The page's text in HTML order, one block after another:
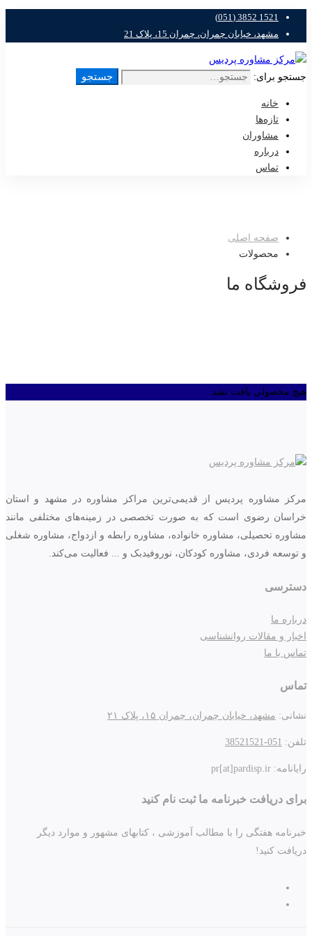
1521 3852 (051)
مشهد، خیابان چمران، چمران 15، پلاک 21
جستجو برای: جستجو
خانه
تازه‌ها
مشاوران
درباره
تماس
صفحه اصلی
محصولات
فروشگاه ما
هیچ محصولی یافت نشد.
مرکز مشاوره پردیس از قدیمی‌ترین مراکز مشاوره در مشهد و استان
خراسان رضوی است که به صورت تخصصی در زمینه‌های مختلفی مانند
مشاوره تحصیلی، مشاوره خانواده، مشاوره رابطه و ازدواج، مشاوره شغلی
و توسعه فردی، مشاوره کودکان، نوروفیدبک و ... فعالیت می‌کند.
دسترسی
درباره ما
اخبار و مقالات روانشناسی
تماس با ما
تماس
نشانی: مشهد، خیابان چمران، چمران ۱۵، پلاک ۲۱
تلفن: 051-38521521
رایانامه: pr[at]pardisp.ir
برای دریافت خبرنامه ما ثبت نام کنید
خبرنامه هفتگی را با مطالب آموزشی ، کتابهای مشهور و موارد دیگر
دریافت کنید!